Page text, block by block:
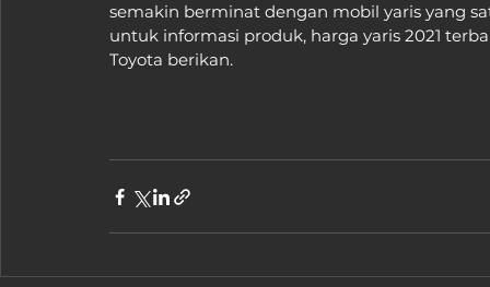
semakin berminat dengan mobil yaris yang
untuk informasi produk, harga yaris 2021
Toyota berikan.